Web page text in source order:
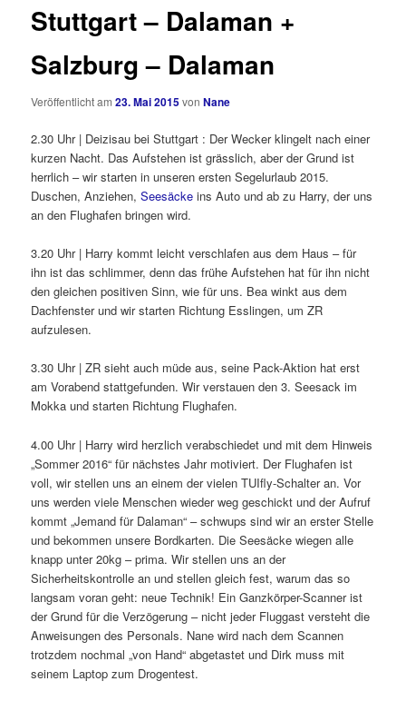
Stuttgart – Dalaman +
Salzburg – Dalaman
Veröffentlicht am23. Mai 2015vonNane
2.30 Uhr | Deizisau bei Stuttgart : Der Wecker klingelt nach einer
kurzen Nacht. Das Aufstehen ist grässlich, aber der Grund ist
herrlich – wir starten in unseren ersten Segelurlaub 2015.
Duschen, Anziehen,Seesäcke ins Auto und ab zu Harry, der uns
an den Flughafen bringen wird.
3.20 Uhr | Harry kommt leicht verschlafen aus dem Haus – für
ihn ist das schlimmer, denn das frühe Aufstehen hat für ihn nicht
den gleichen positiven Sinn, wie für uns. Bea winkt aus dem
Dachfenster und wir starten Richtung Esslingen, um ZR
aufzulesen.
3.30 Uhr | ZR sieht auch müde aus, seine Pack-Aktion hat erst
am Vorabend stattgefunden. Wir verstauen den 3. Seesack im
Mokka und starten Richtung Flughafen.
4.00 Uhr | Harry wird herzlich verabschiedet und mit dem Hinweis
„Sommer 2016“ für nächstes Jahr motiviert. Der Flughafen ist
voll, wir stellen uns an einem der vielen TUIfly-Schalter an. Vor
uns werden viele Menschen wieder weg geschickt und der Aufruf
kommt „Jemand für Dalaman“ – schwups sind wir an erster Stelle
und bekommen unsere Bordkarten. Die Seesäcke wiegen alle
knapp unter 20kg – prima. Wir stellen uns an der
Sicherheitskontrolle an und stellen gleich fest, warum das so
langsam voran geht: neue Technik! Ein Ganzkörper-Scanner ist
der Grund für die Verzögerung – nicht jeder Fluggast versteht die
Anweisungen des Personals. Nane wird nach dem Scannen
trotzdem nochmal „von Hand“ abgetastet und Dirk muss mit
seinem Laptop zum Drogentest.